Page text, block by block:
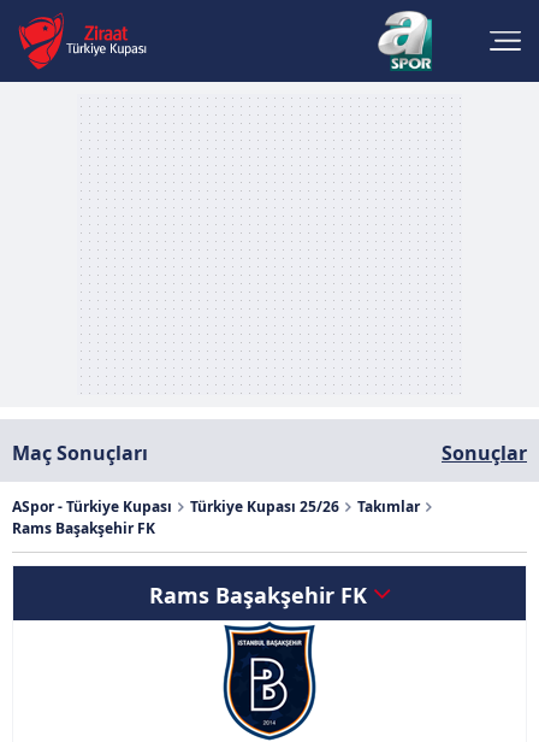
Maç Sonuçları Sonuçlar
ASpor - Türkiye Kupası Türkiye Kupası 25/26
Takımlar
Rams Başakşehir FK
Rams Başakşehir FK